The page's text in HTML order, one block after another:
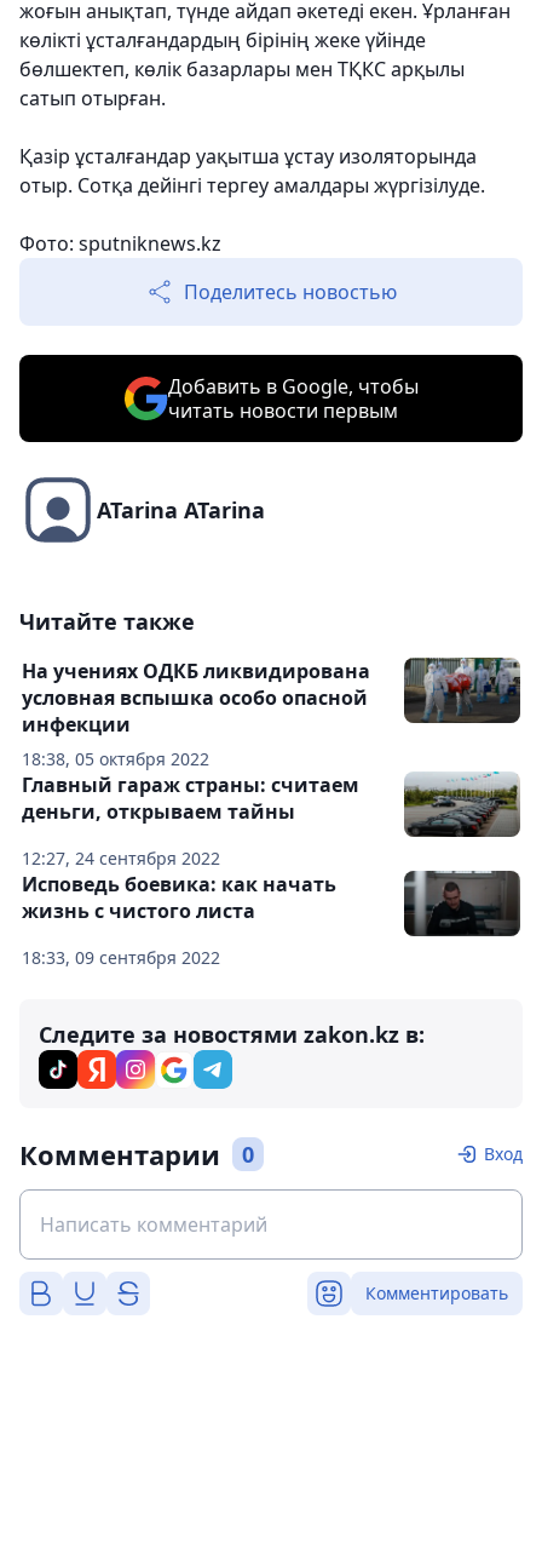
жоғын анықтап, түнде айдап әкетеді екен. Ұрланған
көлікті ұсталғандардың бірінің жеке үйінде
бөлшектеп, көлік базарлары мен ТҚКС арқылы
сатып отырған.
Қазір ұсталғандар уақытша ұстау изоляторында
отыр. Сотқа дейінгі тергеу амалдары жүргізілуде.
Фото: sputniknews.kz
Поделитесь новостью
Добавить в Google, чтобы
читать новости первым
ATarina ATarina
Читайте также
18:38, 05 октября 2022
На учениях ОДКБ ликвидирована
условная вспышка особо опасной
инфекции
12:27, 24 сентября 2022
Главный гараж страны: считаем
деньги, открываем тайны
18:33, 09 сентября 2022
Исповедь боевика: как начать
жизнь с чистого листа
Следите за новостями zakon.kz в:
Комментарии 0 Вход
Комментировать